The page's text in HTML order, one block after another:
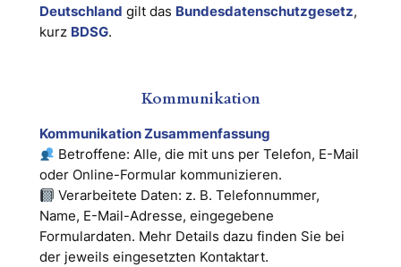
Deutschland gilt das Bundesdatenschutzgesetz,
kurz BDSG.
Kommunikation
Kommunikation Zusammenfassung
Betroffene: Alle, die mit uns per Telefon, E-Mail
oder Online-Formular kommunizieren.
Verarbeitete Daten: z. B. Telefonnummer,
Name, E-Mail-Adresse, eingegebene
Formulardaten. Mehr Details dazu finden Sie bei
der jeweils eingesetzten Kontaktart.